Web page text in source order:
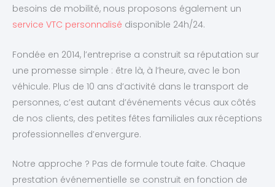
besoins de mobilité, nous proposons également un
service VTC personnalisé disponible 24h/24.
Fondée en 2014, l’entreprise a construit sa réputation sur
une promesse simple : être là, à l’heure, avec le bon
véhicule. Plus de 10 ans d’activité dans le transport de
personnes, c’est autant d’événements vécus aux côtés
de nos clients, des petites fêtes familiales aux réceptions
professionnelles d’envergure.
Notre approche ? Pas de formule toute faite. Chaque
prestation événementielle se construit en fonction de